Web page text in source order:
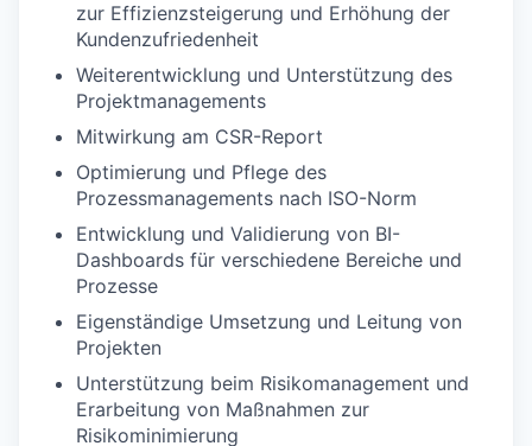
zur Effizienzsteigerung und Erhöhung der
Kundenzufriedenheit
Weiterentwicklung und Unterstützung des
Projektmanagements
Mitwirkung am CSR-Report
Optimierung und Pflege des
Prozessmanagements nach ISO-Norm
Entwicklung und Validierung von BI-
Dashboards für verschiedene Bereiche und
Prozesse
Eigenständige Umsetzung und Leitung von
Projekten
Unterstützung beim Risikomanagement und
Erarbeitung von Maßnahmen zur
Risikominimierung